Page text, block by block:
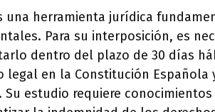
una herramienta jurídica
Para su interposición, es
dentro del plazo de 30 días
en la Constitución Española
estudio requiere